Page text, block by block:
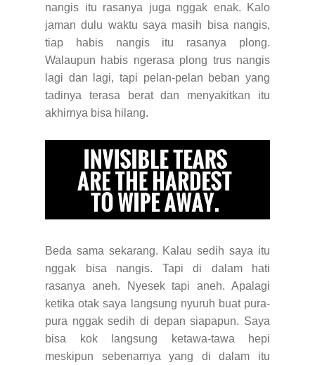
nangis itu rasanya juga nggak enak. Kalo
jaman dulu waktu saya masih bisa nangis,
tiap habis nangis itu rasanya plong.
Walaupun habis ngerasa plong trus nangis
lagi dan lagi, tapi pelan-pelan beban yang
tadinya terasa berat dan menyakitkan itu
akhirnya bisa hilang.
Beda sama sekarang. Kalau sedih saya itu
nggak bisa nangis. Tapi di dalam hati
rasanya aneh. Nyesek tapi aneh. Apalagi
ketika otak saya langsung nyuruh buat pura-
pura nggak sedih di depan siapapun. Saya
bisa kok langsung ketawa-tawa hepi
meskipun sebenarnya yang di dalam itu